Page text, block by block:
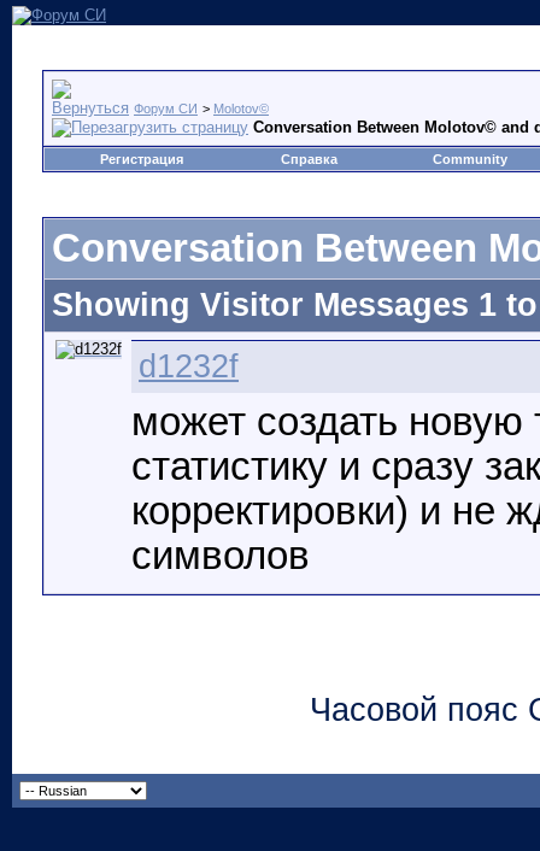
Форум СИ > Molotov©
Conversation Between Molotov© and
Регистрация Справка Community
Conversation Between
Showing Visitor Messages 1
d1232f
может создать
статистику и сразу
корректировки) и не
символов
Часовой пояс